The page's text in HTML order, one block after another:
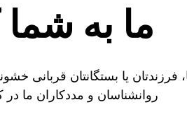
ما به
فرزندتان یا بستگانتان قربانی
روانشناسان و مددکاران ما